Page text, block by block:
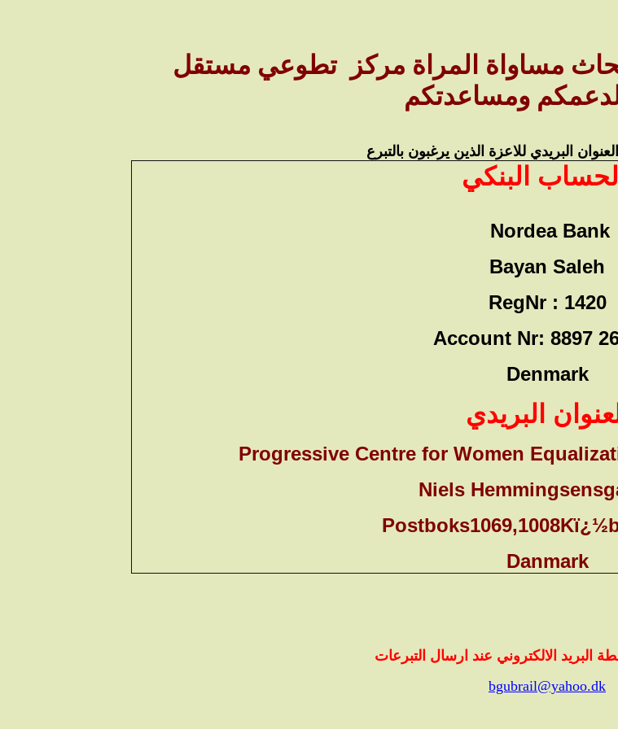
مساواة المراة مركز تطوعي مستقل
ومساعدتكم
الحساب البنكي
Nordea Bank
Bayan Saleh
RegNr : 1420
Account Nr: 8897
Denmark
البريدي
Progressive Centre for Women
Niels
Danmark
البريد الالكتروني عند ارسال التبرعات
bgubrail@yahoo.dk